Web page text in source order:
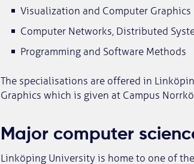
Visualization and Computer Graphics
Computer Networks, Distributed
Programming and Software Methods
The specialisations are offered in
Graphics which is given at Campus
Major computer
Linköping University is home to one of